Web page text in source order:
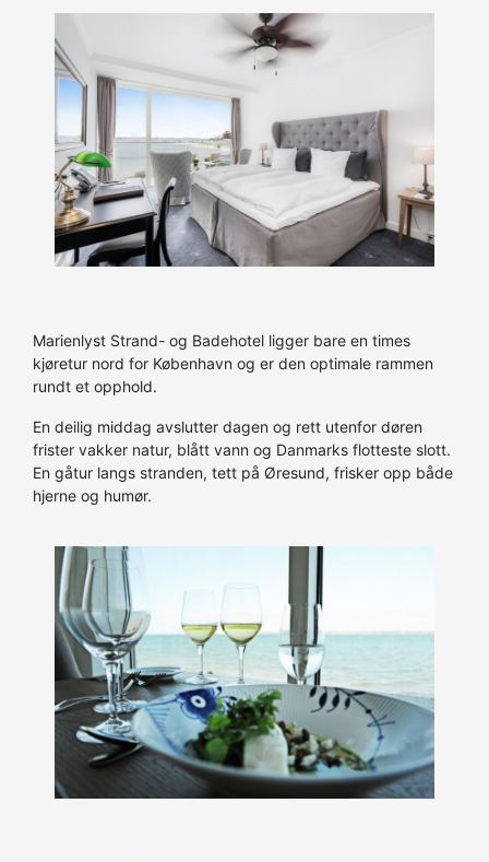
Marienlyst Strand- og Badehotel ligger bare en times
kjøretur nord for København og er den optimale rammen
rundt et opphold.
En deilig middag avslutter dagen og rett utenfor døren
frister vakker natur, blått vann og Danmarks flotteste slott.
En gåtur langs stranden, tett på Øresund, frisker opp både
hjerne og humør.